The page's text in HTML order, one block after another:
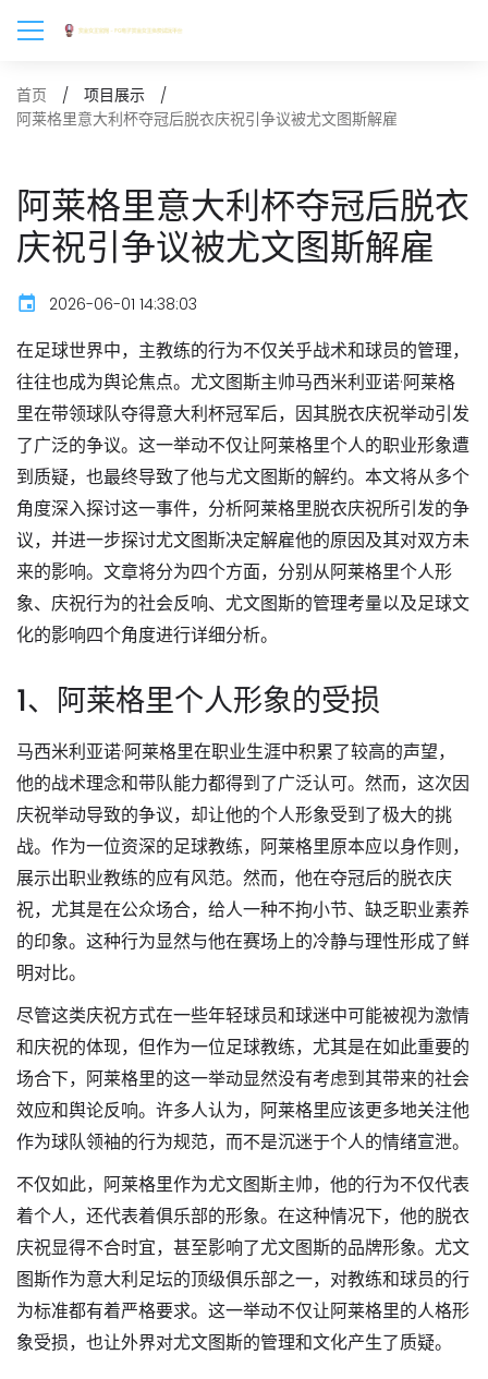
首页
项目展示
阿莱格里意大利杯夺冠后脱衣庆祝引争议被尤文图斯解雇
阿莱格里意大利杯夺冠后脱衣
庆祝引争议被尤文图斯解雇
2026-06-01 14:38:03
在足球世界中，主教练的行为不仅关乎战术和球员的管理，
往往也成为舆论焦点。尤文图斯主帅马西米利亚诺·阿莱格
里在带领球队夺得意大利杯冠军后，因其脱衣庆祝举动引发
了广泛的争议。这一举动不仅让阿莱格里个人的职业形象遭
到质疑，也最终导致了他与尤文图斯的解约。本文将从多个
角度深入探讨这一事件，分析阿莱格里脱衣庆祝所引发的争
议，并进一步探讨尤文图斯决定解雇他的原因及其对双方未
来的影响。文章将分为四个方面，分别从阿莱格里个人形
象、庆祝行为的社会反响、尤文图斯的管理考量以及足球文
化的影响四个角度进行详细分析。
1、阿莱格里个人形象的受损
马西米利亚诺·阿莱格里在职业生涯中积累了较高的声望，
他的战术理念和带队能力都得到了广泛认可。然而，这次因
庆祝举动导致的争议，却让他的个人形象受到了极大的挑
战。作为一位资深的足球教练，阿莱格里原本应以身作则，
展示出职业教练的应有风范。然而，他在夺冠后的脱衣庆
祝，尤其是在公众场合，给人一种不拘小节、缺乏职业素养
的印象。这种行为显然与他在赛场上的冷静与理性形成了鲜
明对比。
尽管这类庆祝方式在一些年轻球员和球迷中可能被视为激情
和庆祝的体现，但作为一位足球教练，尤其是在如此重要的
场合下，阿莱格里的这一举动显然没有考虑到其带来的社会
效应和舆论反响。许多人认为，阿莱格里应该更多地关注他
作为球队领袖的行为规范，而不是沉迷于个人的情绪宣泄。
不仅如此，阿莱格里作为尤文图斯主帅，他的行为不仅代表
着个人，还代表着俱乐部的形象。在这种情况下，他的脱衣
庆祝显得不合时宜，甚至影响了尤文图斯的品牌形象。尤文
图斯作为意大利足坛的顶级俱乐部之一，对教练和球员的行
为标准都有着严格要求。这一举动不仅让阿莱格里的人格形
象受损，也让外界对尤文图斯的管理和文化产生了质疑。